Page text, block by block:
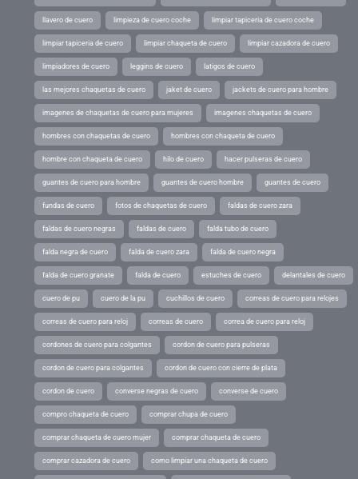
llavero de cuero limpieza de cuero coche limpiar tapiceria de cuero coche
limpiar tapiceria de cuero limpiar chaqueta de cuero limpiar cazadora de cuero
limpiadores de cuero leggins de cuero latigos de cuero
las mejores chaquetas de cuero jaket de cuero jackets de cuero para hombre
imagenes de chaquetas de cuero para mujeres imagenes chaquetas de cuero
hombres con chaquetas de cuero hombres con chaqueta de cuero
hombre con chaqueta de cuero hilo de cuero hacer pulseras de cuero
guantes de cuero para hombre guantes de cuero hombre guantes de cuero
fundas de cuero fotos de chaquetas de cuero faldas de cuero zara
faldas de cuero negras faldas de cuero falda tubo de cuero
falda negra de cuero falda de cuero zara falda de cuero negra
falda de cuero granate falda de cuero estuches de cuero delantales de cuero
cuero de pu cuero de la pu cuchillos de cuero correas de cuero para relojes
correas de cuero para reloj correas de cuero correa de cuero para reloj
cordones de cuero para colgantes cordon de cuero para pulseras
cordon de cuero para colgantes cordon de cuero con cierre de plata
cordon de cuero converse negras de cuero converse de cuero
compro chaqueta de cuero comprar chupa de cuero
comprar chaqueta de cuero mujer comprar chaqueta de cuero
comprar cazadora de cuero como limpiar una chaqueta de cuero